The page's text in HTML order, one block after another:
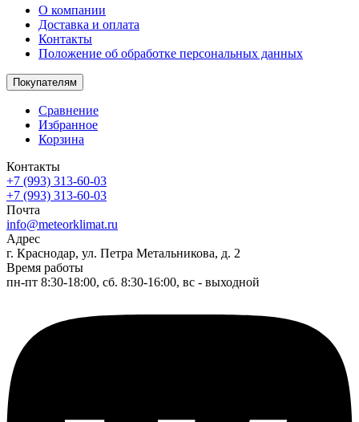
О компании
Доставка и оплата
Контакты
Положение об обработке персональных данных
Покупателям
Сравнение
Избранное
Корзина
Контакты
+7 (993) 313-60-03
+7 (993) 313-60-03
Почта
info@meteorklimat.ru
Адрес
г. Краснодар, ул. Петра Метальникова, д. 2
Время работы
пн-пт 8:30-18:00, сб. 8:30-16:00, вс - выходной